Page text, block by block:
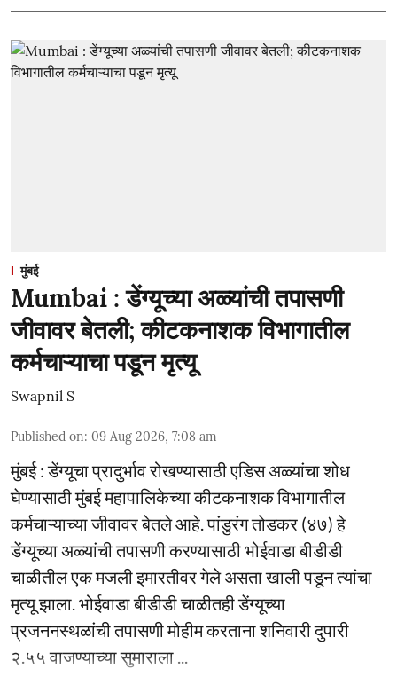
मुंबई
Mumbai : डेंग्यूच्या अळ्यांची तपासणी
जीवावर बेतली; कीटकनाशक विभागातील
कर्मचाऱ्याचा पडून मृत्यू
Swapnil S
Published on: 09 Aug 2026, 7:08 am
मुंबई : डेंग्यूचा प्रादुर्भाव रोखण्यासाठी एडिस अळ्यांचा शोध
घेण्यासाठी मुंबई महापालिकेच्या कीटकनाशक विभागातील
कर्मचाऱ्याच्या जीवावर बेतले आहे. पांडुरंग तोडकर (४७) हे
डेंग्यूच्या अळ्यांची तपासणी करण्यासाठी भोईवाडा बीडीडी
चाळीतील एक मजली इमारतीवर गेले असता खाली पडून त्यांचा
मृत्यू झाला. भोईवाडा बीडीडी चाळीतही डेंग्यूच्या
प्रजननस्थळांची तपासणी मोहीम करताना शनिवारी दुपारी
२.५५ वाजण्याच्या सुमाराला ...